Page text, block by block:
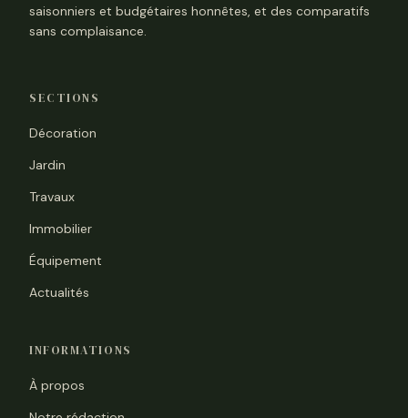
saisonniers et budgétaires honnêtes, et des comparatifs
sans complaisance.
SECTIONS
Décoration
Jardin
Travaux
Immobilier
Équipement
Actualités
INFORMATIONS
À propos